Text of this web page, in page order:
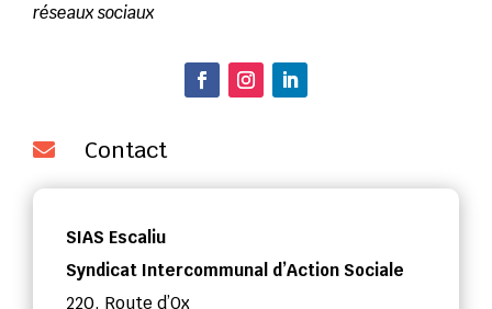
réseaux sociaux

Contact
SIAS Escaliu
Syndicat Intercommunal d’Action Sociale
220, Route d’Ox